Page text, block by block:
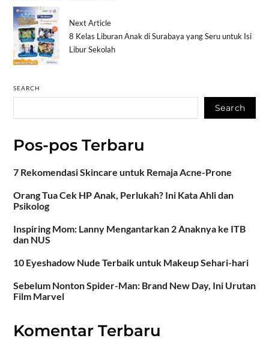
Next Article
8 Kelas Liburan Anak di Surabaya yang Seru untuk Isi
Libur Sekolah
SEARCH
Search
Pos-pos Terbaru
7 Rekomendasi Skincare untuk Remaja Acne-Prone
Orang Tua Cek HP Anak, Perlukah? Ini Kata Ahli dan
Psikolog
Inspiring Mom: Lanny Mengantarkan 2 Anaknya ke ITB
dan NUS
10 Eyeshadow Nude Terbaik untuk Makeup Sehari-hari
Sebelum Nonton Spider-Man: Brand New Day, Ini Urutan
Film Marvel
Komentar Terbaru